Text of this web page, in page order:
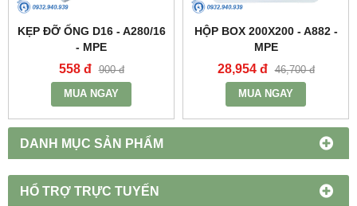
DANH MỤC SẢN PHẨM
HỔ TRỢ TRỰC TUYẾN
KẸP ĐỠ ỐNG D16 - A280/16
- MPE
558 đ 900 đ
MUA NGAY
HỘP BOX 200X200 - A882 -
MPE
28,954 đ 46,700 đ
MUA NGAY